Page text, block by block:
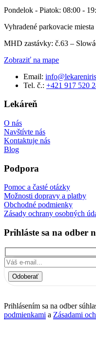
Pondelok - Piatok: 08:00 -
Vyhradené parkovacie
MHD zastávky: č.63 –
Zobraziť na mape
Email:
Tel. č.: +421 917 520
Lekáreň
O nás
Navštívte nás
Kontaktuje nás
Blog
Podpora
Pomoc a časté otázky
Možnosti dopravy a platby
Obchodné podmienky
Zásady ochrany osobných
Prihláste sa na odber
Odoberať
Prihlásením sa na odber
podmienkami a Zásadami